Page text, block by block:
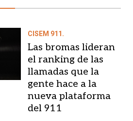
CISEM 911.
Las bromas lideran
el ranking de las
llamadas que la
gente hace a la
nueva plataforma
del 911